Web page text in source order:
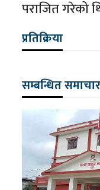
पराजित गरेको
प्रतिक्रिया
सम्बन्धित समाचार